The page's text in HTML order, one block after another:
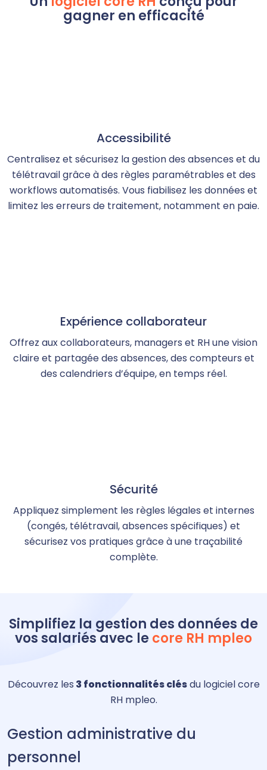
gagner en efficacité
Accessibilité
Centralisez et sécurisez la gestion des absences et du
télétravail grâce à des règles paramétrables et des
workflows automatisés. Vous fiabilisez les données et
limitez les erreurs de traitement, notamment en paie.
Expérience collaborateur
Offrez aux collaborateurs, managers et RH une vision
claire et partagée des absences, des compteurs et
des calendriers d’équipe, en temps réel.
Sécurité
Appliquez simplement les règles légales et internes
(congés, télétravail, absences spécifiques) et
sécurisez vos pratiques grâce à une traçabilité
complète.
Simplifiez la gestion des données de
vos salariés avec le core RH mpleo
Découvrez les 3 fonctionnalités clésdu logiciel core
RH mpleo.
Gestion administrative du
personnel